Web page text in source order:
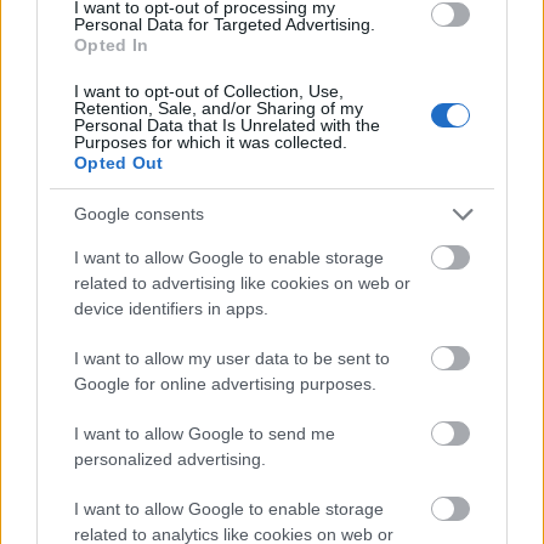
I want to opt-out of processing my
Personal Data for Targeted Advertising.
Opted In
I want to opt-out of Collection, Use,
Retention, Sale, and/or Sharing of my
Personal Data that Is Unrelated with the
Purposes for which it was collected.
Opted Out
Google consents
I want to allow Google to enable storage
related to advertising like cookies on web or
device identifiers in apps.
I want to allow my user data to be sent to
Google for online advertising purposes.
I want to allow Google to send me
personalized advertising.
I want to allow Google to enable storage
related to analytics like cookies on web or
paradicsom, hagyma, uborka, citrom és olívabogyó
is érkezett még kiegészítőként. Egyébként tök finom
azért az ár-érték arányt nem feltétlenül mondanám
a legjobbnak.26$